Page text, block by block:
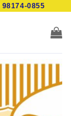
98174-0855